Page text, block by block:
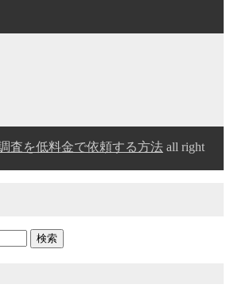
査を低料金で依頼する方法 all right